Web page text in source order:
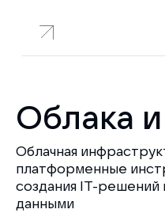
Облака
Облачная
платформенные
создания IT-решений
данными